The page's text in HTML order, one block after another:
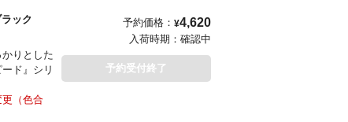
ック
りとした
ド』シリ
（色合
予約価格： ¥4,620
入荷時期： 確認中
予約受付終了